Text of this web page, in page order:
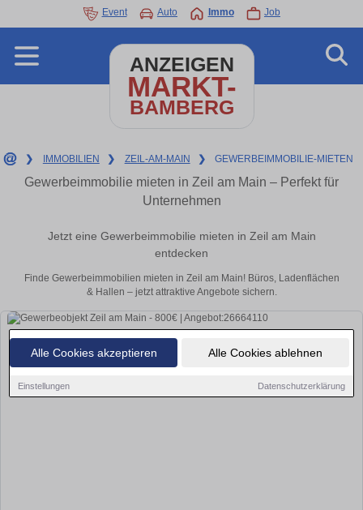
Alle Cookies akzeptieren Alle Cookies ablehnen
Einstellungen Datenschutzerklärung
Event Auto Immo Job
ANZEIGEN
MARKT-
BAMBERG
❯ IMMOBILIEN ❯ ZEIL-AM-MAIN ❯ GEWERBEIMMOBILIE-MIETEN
Gewerbeimmobilie mieten in Zeil am Main – Perfekt für
Unternehmen
Jetzt eine Gewerbeimmobilie mieten in Zeil am Main
entdecken
Finde Gewerbeimmobilien mieten in Zeil am Main! Büros, Ladenflächen
& Hallen – jetzt attraktive Angebote sichern.